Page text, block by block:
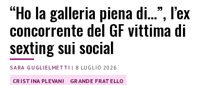
“Ho la galleria piena di…”, l’ex
concorrente del GF vittima di
sexting sui social
SARA GUGLIELMETTI | 8 LUGLIO 2026
CRISTINA PLEVANI GRANDE FRATELLO